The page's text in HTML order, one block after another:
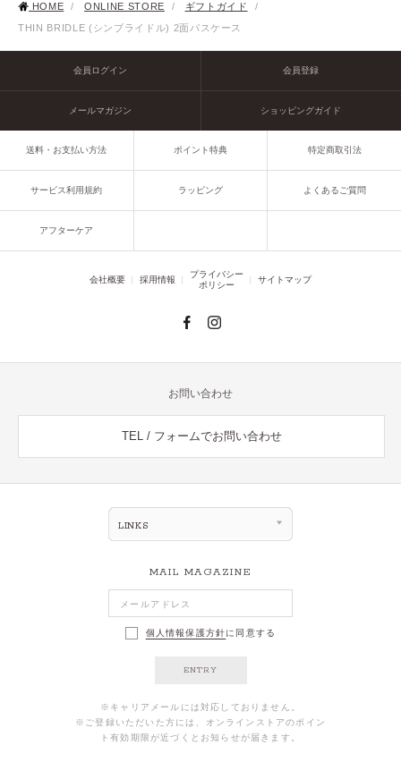
HOME / ONLINE STORE / ギフトガイド
/
THIN BRIDLE (シンブライドル) 2面パスケース
会員ログイン 会員登録
メールマガジン ショッピングガイド
送料・お支払い方法 ポイント特典 特定商取引法
サービス利用規約 ラッピング よくあるご質問
アフターケア
会社概要 採用情報
プライバシー
ポリシー
サイトマップ
お問い合わせ
TEL / フォームでお問い合わせ
LINKS
MAIL MAGAZINE
個人情報保護方針に同意する
ENTRY
※キャリアメールには対応しておりません。
※ご登録いただいた方には、オンラインストアのポイン
ト有効期限が近づくとお知らせが届きます。